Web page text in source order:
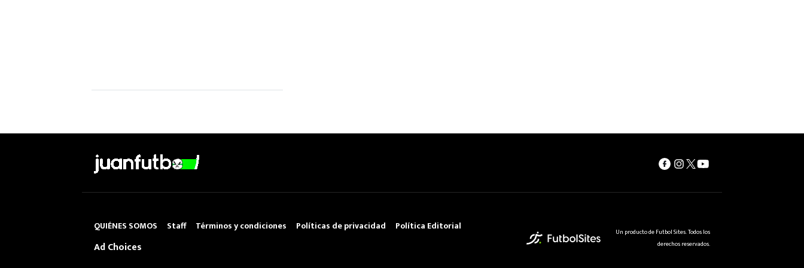
QUIÉNES SOMOS Staff Términos y condiciones Políticas de privacidad Política Editorial
Ad Choices
Un producto de Futbol Sites. Todos los
derechos reservados.